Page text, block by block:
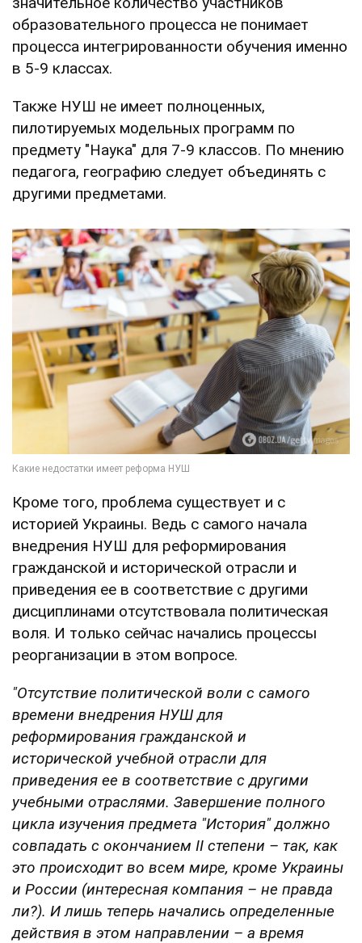
образовательного процесса не понимает
процесса интегрированности обучения именно
в 5-9 классах.
Также НУШ не имеет полноценных,
пилотируемых модельных программ по
предмету "Наука" для 7-9 классов. По мнению
педагога, географию следует объединять с
другими предметами.
Кроме того, проблема существует и с
историей Украины. Ведь с самого начала
внедрения НУШ для реформирования
гражданской и исторической отрасли и
приведения ее в соответствие с другими
дисциплинами отсутствовала политическая
воля. И только сейчас начались процессы
реорганизации в этом вопросе.
"Отсутствие политической воли с самого
времени внедрения НУШ для
реформирования гражданской и
исторической учебной отрасли для
приведения ее в соответствие с другими
учебными отраслями. Завершение полного
цикла изучения предмета "История" должно
совпадать с окончанием ІІ степени – так, как
это происходит во всем мире, кроме Украины
и России (интересная компания – не правда
ли?). И лишь теперь начались определенные
действия в этом направлении – а время